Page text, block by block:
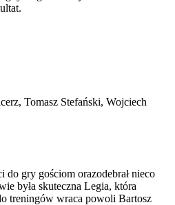
Tomasz Stefański, Wojciech
gry gościom orazodebrał nieco
była skuteczna Legia, która
treningów wraca powoli Bartosz